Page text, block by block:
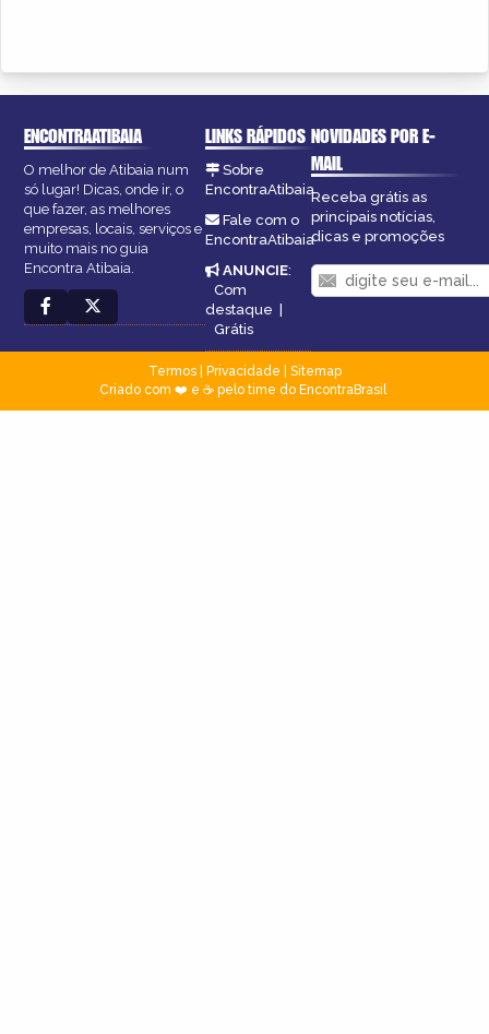
ENCONTRAATIBAIA
O melhor de Atibaia num
só lugar! Dicas, onde ir, o
que fazer, as melhores
empresas, locais, serviços e
muito mais no guia
Encontra Atibaia.
LINKS RÁPIDOS
Sobre
EncontraAtibaia
Fale com o
EncontraAtibaia
ANUNCIE:
Com
destaque |
Grátis
NOVIDADES POR E-
MAIL
Receba grátis as
principais notícias,
dicas e promoções
Termos| Privacidade
Sitemap
Criado com ❤️ e ☕ pelo time do EncontraBrasil